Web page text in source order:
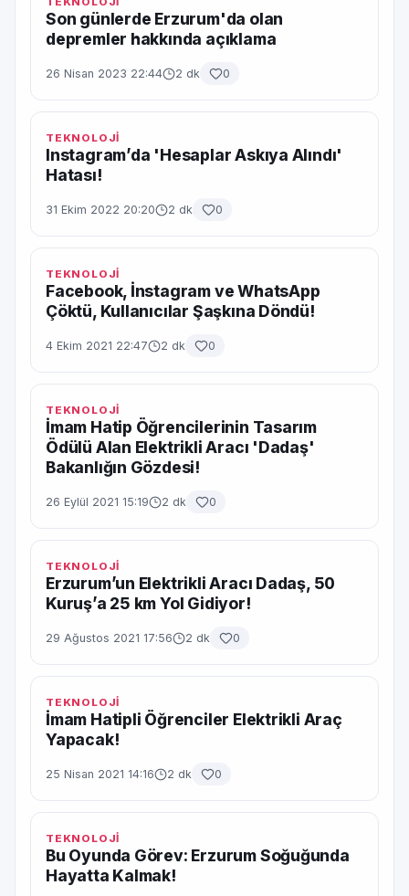
Son günlerde Erzurum'da olan
depremler hakkında açıklama
26 Nisan 2023 22:44 2 dk 0
TEKNOLOJİ
Instagram’da 'Hesaplar Askıya Alındı'
Hatası!
31 Ekim 2022 20:20 2 dk 0
TEKNOLOJİ
Facebook, İnstagram ve WhatsApp
Çöktü, Kullanıcılar Şaşkına Döndü!
4 Ekim 2021 22:47 2 dk 0
TEKNOLOJİ
İmam Hatip Öğrencilerinin Tasarım
Ödülü Alan Elektrikli Aracı 'Dadaş'
Bakanlığın Gözdesi!
26 Eylül 2021 15:19 2 dk 0
TEKNOLOJİ
Erzurum’un Elektrikli Aracı Dadaş, 50
Kuruş’a 25 km Yol Gidiyor!
29 Ağustos 2021 17:56 2 dk 0
TEKNOLOJİ
İmam Hatipli Öğrenciler Elektrikli Araç
Yapacak!
25 Nisan 2021 14:16 2 dk 0
TEKNOLOJİ
Bu Oyunda Görev: Erzurum Soğuğunda
Hayatta Kalmak!